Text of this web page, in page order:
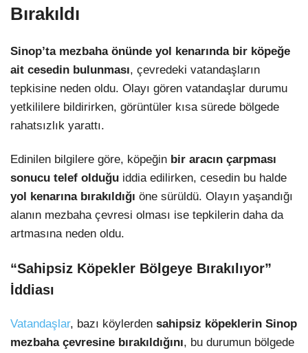
Bırakıldı
Sinop’ta mezbaha önünde yol kenarında bir köpeğe
ait cesedin bulunması, çevredeki vatandaşların
tepkisine neden oldu. Olayı gören vatandaşlar durumu
yetkililere bildirirken, görüntüler kısa sürede bölgede
rahatsızlık yarattı.
Edinilen bilgilere göre, köpeğin bir aracın çarpması
sonucu telef olduğu iddia edilirken, cesedin bu halde
yol kenarına bırakıldığı öne sürüldü. Olayın yaşandığı
alanın mezbaha çevresi olması ise tepkilerin daha da
artmasına neden oldu.
“Sahipsiz Köpekler Bölgeye Bırakılıyor”
İddiası
Vatandaşlar, bazı köylerden sahipsiz köpeklerin Sinop
mezbaha çevresine bırakıldığını, bu durumun bölgede